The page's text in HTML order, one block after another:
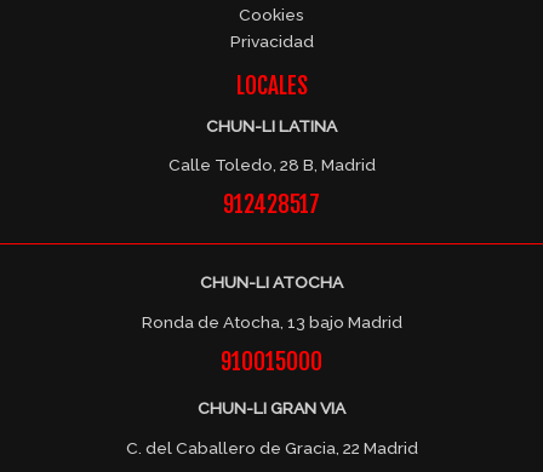
Cookies
Privacidad
LOCALES
CHUN-LI LATINA
Calle Toledo, 28 B, Madrid
912428517
CHUN-LI ATOCHA
Ronda de Atocha, 13 bajo Madrid
910015000
CHUN-LI GRAN VIA
C. del Caballero de Gracia, 22 Madrid